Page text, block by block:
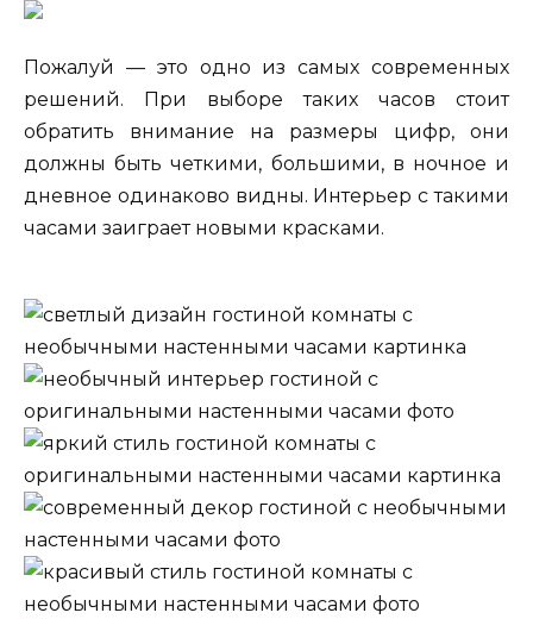
Пожалуй — это одно из самых современных
решений. При выборе таких часов стоит
обратить внимание на размеры цифр, они
должны быть четкими, большими, в ночное и
дневное одинаково видны. Интерьер с такими
часами заиграет новыми красками.